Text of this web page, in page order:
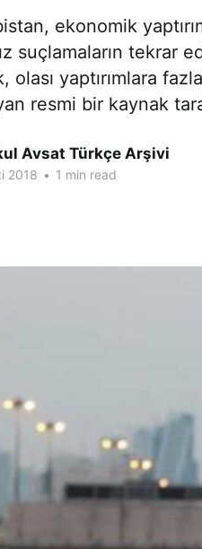
ekonomik
suçlamaların
olası yaptırımlara
resmi bir kaynak
Avsat Türkçe Arşivi
2018 • 1 min read